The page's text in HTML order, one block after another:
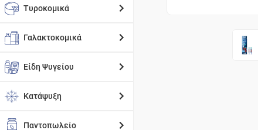
Τυροκομικά
Γαλακτοκομικά
Είδη Ψυγείου
Κατάψυξη
Παντοπωλείο